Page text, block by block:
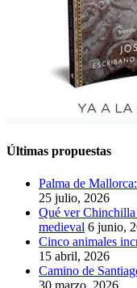
Últimas propuestas
Palma de
25 julio, 2026
Qué ver
medieval 6 junio,
Cinco animales
15 abril, 2026
Camino de
30 marzo, 2026